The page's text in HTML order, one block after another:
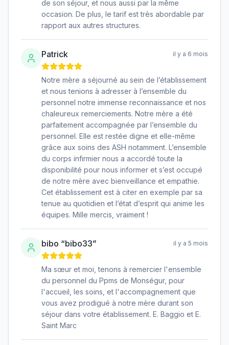
de son séjour, et nous aussi par la même
occasion. De plus, le tarif est très abordable par
rapport aux autres structures.
Patrick il y a 6 mois
Notre mère a séjourné au sein de l’établissement
et nous tenions à adresser à l’ensemble du
personnel notre immense reconnaissance et nos
chaleureux remerciements. Notre mère a été
parfaitement accompagnée par l’ensemble du
personnel. Elle est restée digne et elle-même
grâce aux soins des ASH notamment. L’ensemble
du corps infirmier nous a accordé toute la
disponibilité pour nous informer et s’est occupé
de notre mère avec bienveillance et empathie.
Cet établissement est à citer en exemple par sa
tenue au quotidien et l’état d’esprit qui anime les
équipes. Mille mercis, vraiment !
bibo “bibo33” il y a 5 mois
Ma sœur et moi, tenons à remercier l'ensemble
du personnel du Ppms de Monségur, pour
l'accueil, les soins, et l'accompagnement que
vous avez prodigué à notre mère durant son
séjour dans votre établissement. E. Baggio et E.
Saint Marc